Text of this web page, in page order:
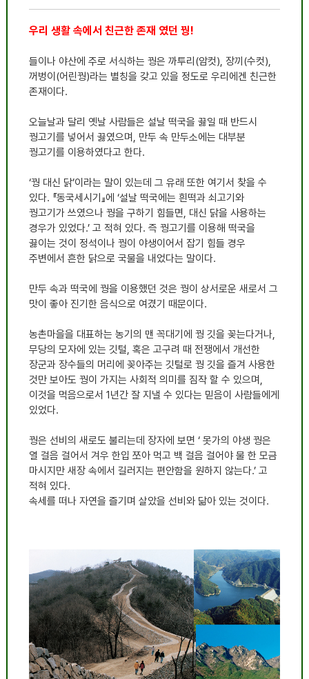
우리 생활 속에서 친근한 존재 였던 꿩!
들이나 야산에 주로 서식하는 꿩은 까투리 (암컷),장끼 (수컷),
꺼벙이 (어린꿩)라는 별칭을 갖고 있을 정도로 우리에겐 친근한
존재이다.
오늘날과 달리 옛날 사람들은 설날 떡국을 끓일 때 반드시
꿩고기를 넣어서 끓였으며
만두 속 만두소에는 대부분
꿩고기를 이용하였다고 한다.
‘꿩 대신 닭’이라는 말이 있는데 그 유래 또한 여기서 찾을 수
있다. 『동국세시기 』에‘설날 떡국에는 흰떡과 쇠고기와
꿩고기가 쓰였으나 꿩을 구하기 힘들면 대신 닭을 사용하는
경우가 있었다.’고 적혀 있다.즉 꿩고기를 이용해 떡국을
끓이는 것이 정석이나 꿩이 야생이어서 잡기 힘들 경우
주변에서 흔한 닭으로 국물을 내었다는 말이다.
만두 속과 떡국에 꿩을 이용했던 것은 꿩이 상서로운 새로서 그
맛이 좋아 진기한 음식으로 여겼기 때문이다.
농촌마을을 대표하는 농기의 맨 꼭대기에 꿩 깃을 꽂는다거나
무당의 모자에 있는 깃털 ,혹은 고구려 때 전쟁에서 개선한
장군과 장수들의 머리에 꽂아주는 깃털로 꿩 깃을 즐겨 사용한
것만 보아도 꿩이 가지는 사회적 의미를 짐작 할 수 있으며
이것을 먹음으로서1년간 잘 지낼 수 있다는 믿음이 사람들에게
있었다.
꿩은 선비의 새로도 불리는데 장자에 보면‘못가의 야생 꿩은
열 걸음 걸어서 겨우 한입 쪼아 먹고 백 걸음 걸어야 물 한 모금
마시지만 새장 속에서 길러지는 편안함을 원하지 않는다.’고
적혀 있다.
속세를 떠나 자연을 즐기며 살았을 선비와 닮아 있는 것이다.